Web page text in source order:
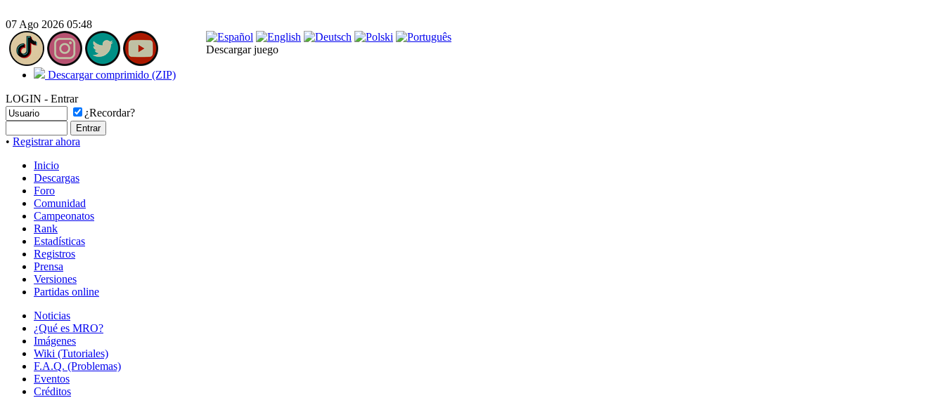
07 Ago 2026 05:48
Descargar juego
Descargar comprimido (ZIP)
LOGIN - Entrar
¿Recordar?
• Registrar ahora
Inicio
Descargas
Foro
Comunidad
Campeonatos
Rank
Estadísticas
Registros
Prensa
Versiones
Partidas online
Noticias
¿Qué es MRO?
Imágenes
Wiki (Tutoriales)
F.A.Q. (Problemas)
Eventos
Créditos